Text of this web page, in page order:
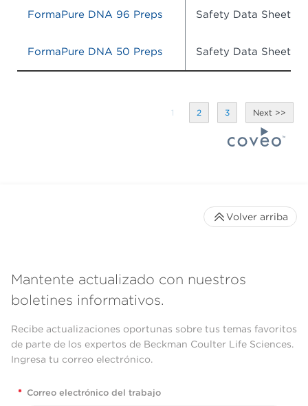
FormaPure DNA 96 Preps Safety Data Sheet
FormaPure DNA 50 Preps Safety Data Sheet
1 2 3
Mantente actualizado con nuestros
boletines informativos.
Recibe actualizaciones oportunas sobre tus temas favoritos
de parte de los expertos de Beckman Coulter Life Sciences.
Ingresa tu correo electrónico.
* Correo electrónico del trabajo
Volver arriba